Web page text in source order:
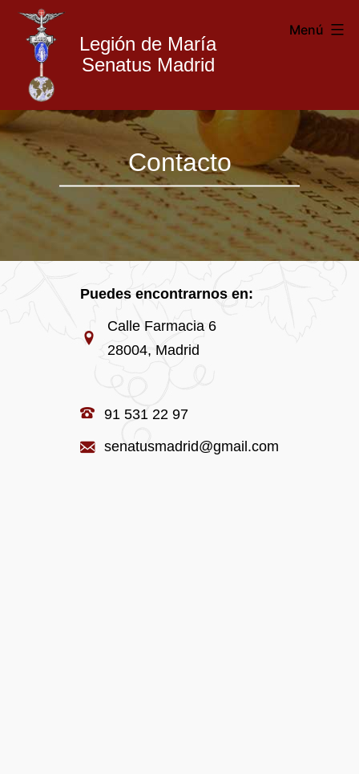
Legión de María
Senatus Madrid
Saltar
contenido
Legión
de
María
Madrid
Menú
Contacto
Puedes encontrarnos en:
Calle Farmacia 6
28004, Madrid
91 531 22 97
senatusmadrid@gmail.com